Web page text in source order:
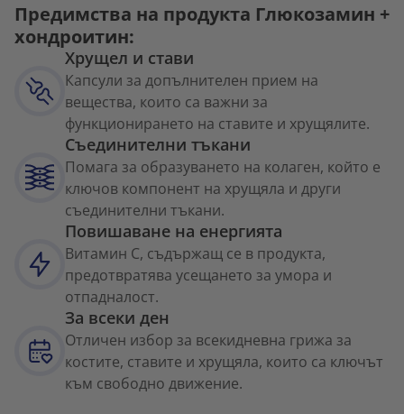
Предимства на продукта Глюкозамин +
хондроитин:
Хрущел и стави
Капсули за допълнителен прием на
вещества, които са важни за
функционирането на ставите и хрущялите.
Съединителни тъкани
Помага за образуването на колаген, който е
ключов компонент на хрущяла и други
съединителни тъкани.
Повишаване на енергията
Витамин С, съдържащ се в продукта,
предотвратява усещането за умора и
отпадналост.
За всеки ден
Отличен избор за всекидневна грижа за
костите, ставите и хрущяла, които са ключът
към свободно движение.